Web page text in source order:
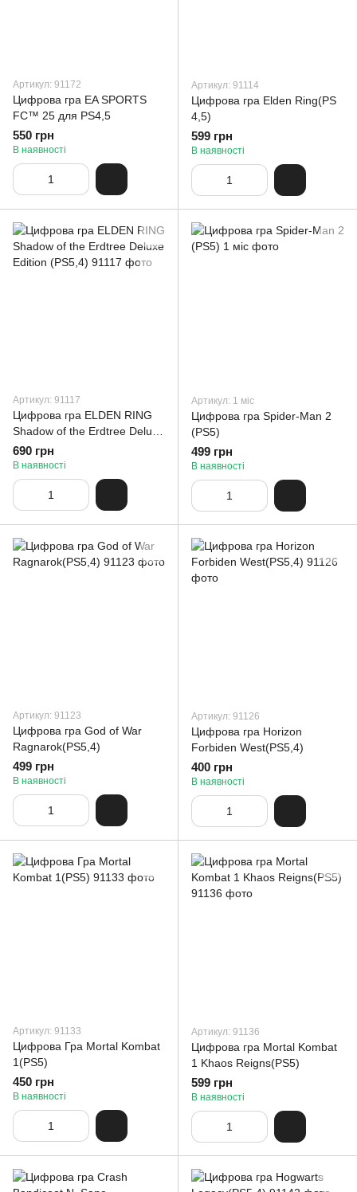
Артикул: 91172
Цифрова гра EA SPORTS
FC™ 25 для PS4,5
550 грн
В наявності
Артикул: 91114
Цифрова гра Elden Ring(PS
4,5)
599 грн
В наявності
Артикул: 91117
Цифрова гра ELDEN RING
Shadow of the Erdtree Deluxe
Edition (PS5,4)
690 грн
В наявності
Артикул: 1 міс
Цифрова гра Spider-Man 2
(PS5)
499 грн
В наявності
Артикул: 91123
Цифрова гра God of War
Ragnarok(PS5,4)
499 грн
В наявності
Артикул: 91126
Цифрова гра Horizon
Forbiden West(PS5,4)
400 грн
В наявності
Артикул: 91133
Цифрова Гра Mortal Kombat
1(PS5)
450 грн
В наявності
Артикул: 91136
Цифрова гра Mortal Kombat
1 Khaos Reigns(PS5)
599 грн
В наявності